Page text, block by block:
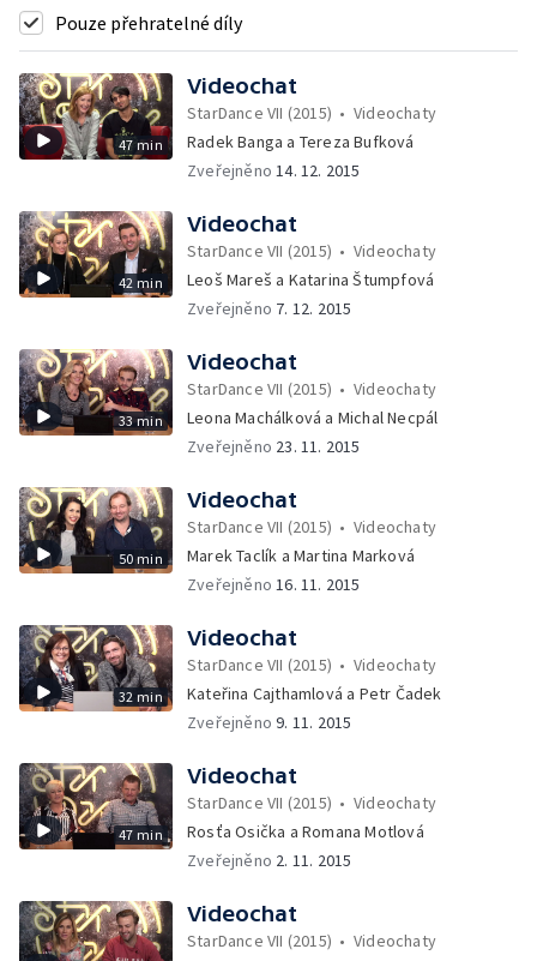
Pouze přehratelné díly
47 min
Videochat
StarDance VII (2015) • Videochaty
Radek Banga a Tereza Bufková
Zveřejněno14. 12. 2015
42 min
Videochat
StarDance VII (2015) • Videochaty
Leoš Mareš a Katarina Štumpfová
Zveřejněno 7. 12. 2015
33 min
Videochat
StarDance VII (2015) • Videochaty
Leona Machálková a Michal Necpál
Zveřejněno 23. 11. 2015
50 min
Videochat
StarDance VII (2015) • Videochaty
Marek Taclík a Martina Marková
Zveřejněno16. 11. 2015
32 min
Videochat
StarDance VII (2015) • Videochaty
Kateřina Cajthamlová a Petr Čadek
Zveřejněno9. 11. 2015
47 min
Videochat
StarDance VII (2015) • Videochaty
Rosťa Osička a Romana Motlová
Zveřejněno 2. 11. 2015
Videochat
StarDance VII (2015) • Videochaty